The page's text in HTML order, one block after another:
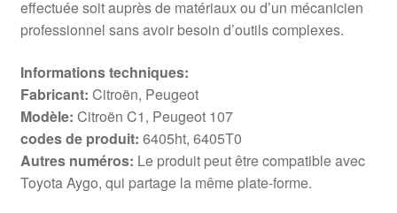
effectuée soit auprès de matériaux ou d’un mécanicien
professionnel sans avoir besoin d’outils complexes.
Informations techniques:
Fabricant: Citroën, Peugeot
Modèle: Citroën C1, Peugeot 107
codes de produit: 6405ht, 6405T0
Autres numéros: Le produit peut être compatible avec
Toyota Aygo, qui partage la même plate-forme.